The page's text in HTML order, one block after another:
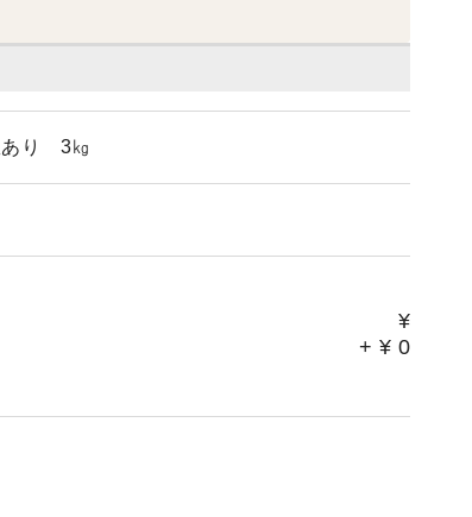
あり 3㎏
¥
+ ¥ 0